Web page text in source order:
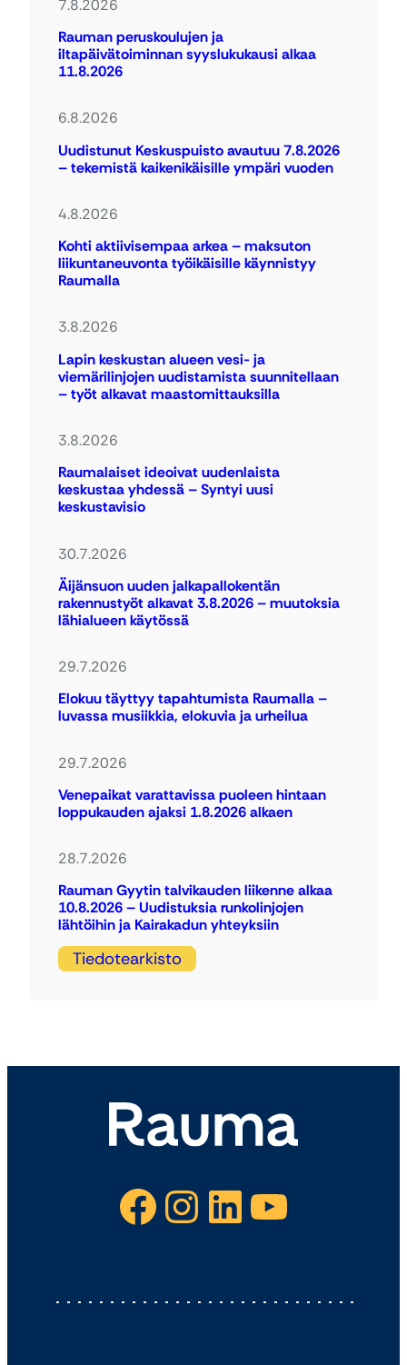
7.8.2026
Rauman peruskoulujen ja
iltapäivätoiminnan syyslukukausi alkaa
11.8.2026
6.8.2026
Uudistunut Keskuspuisto avautuu 7.8.2026
– tekemistä kaikenikäisille ympäri vuoden
4.8.2026
Kohti aktiivisempaa arkea – maksuton
liikuntaneuvonta työikäisille käynnistyy
Raumalla
3.8.2026
Lapin keskustan alueen vesi- ja
viemärilinjojen uudistamista suunnitellaan
– työt alkavat maastomittauksilla
3.8.2026
Raumalaiset ideoivat uudenlaista
keskustaa yhdessä – Syntyi uusi
keskustavisio
30.7.2026
Äijänsuon uuden jalkapallokentän
rakennustyöt alkavat 3.8.2026 – muutoksia
lähialueen käytössä
29.7.2026
Elokuu täyttyy tapahtumista Raumalla –
luvassa musiikkia, elokuvia ja urheilua
29.7.2026
Venepaikat varattavissa puoleen hintaan
loppukauden ajaksi 1.8.2026 alkaen
28.7.2026
Rauman Gyytin talvikauden liikenne alkaa
10.8.2026 – Uudistuksia runkolinjojen
lähtöihin ja Kairakadun yhteyksiin
Tiedotearkisto
Facebook Instagram LinkedIn YouTube